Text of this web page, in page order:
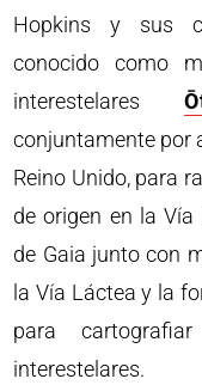
Hopkins y sus
conocido como
interestelares
conjuntamente por
Reino Unido, para
de origen en la
de Gaia junto con
la Vía Láctea y la
para
interestelares.